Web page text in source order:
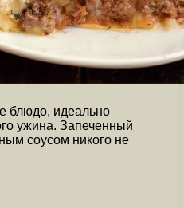
блюдо, идеально
ужина. Запеченный
соусом никого не